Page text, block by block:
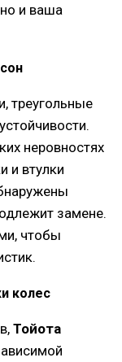
и ваша
треугольные
неровностях
и втулки
замене.
чтобы
колес
Тойота